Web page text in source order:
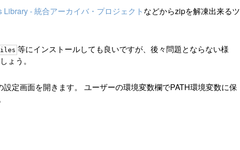
- 統合アーカイバ・プロジェクト などからzipを解凍出来るツ
等にインストールしても良いですが、後々問題とならない様
ょう。
定画面を開きます。 ユーザーの環境変数欄でPATH環境変数に保